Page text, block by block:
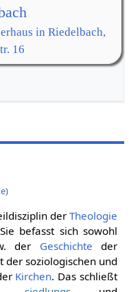
in Riedelbach,
16
)
derTheologie
befasst sich sowohl
der Geschichte der
soziologischen und
Kirchen. Das schließt